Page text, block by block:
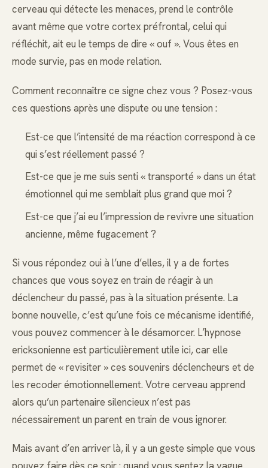
cerveau qui détecte les menaces, prend le contrôle
avant même que votre cortex préfrontal, celui qui
réfléchit, ait eu le temps de dire « ouf ». Vous êtes en
mode survie, pas en mode relation.
Comment reconnaître ce signe chez vous ? Posez-vous
ces questions après une dispute ou une tension :
Est-ce que l’intensité de ma réaction correspond à ce
qui s’est réellement passé ?
Est-ce que je me suis senti « transporté » dans un état
émotionnel qui me semblait plus grand que moi ?
Est-ce que j’ai eu l’impression de revivre une situation
ancienne, même fugacement ?
Si vous répondez oui à l’une d’elles, il y a de fortes
chances que vous soyez en train de réagir à un
déclencheur du passé, pas à la situation présente. La
bonne nouvelle, c’est qu’une fois ce mécanisme identifié,
vous pouvez commencer à le désamorcer. L’hypnose
ericksonienne est particulièrement utile ici, car elle
permet de « revisiter » ces souvenirs déclencheurs et de
les recoder émotionnellement. Votre cerveau apprend
alors qu’un partenaire silencieux n’est pas
nécessairement un parent en train de vous ignorer.
Mais avant d’en arriver là, il y a un geste simple que vous